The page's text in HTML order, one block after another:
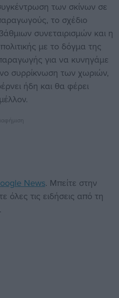
των σκίνων σε
το σχέδιο
συνεταιρισμών και η
με το δόγμα της
για να κυνηγάμε
συρρίκνωση των χωριών,
ήδη και θα φέρει
News. Μπείτε στην
όλες τις ειδήσεις από τη